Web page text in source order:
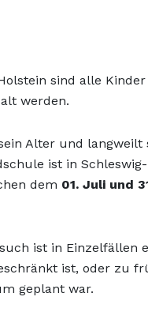
sind alle
werden.
Alter und langweilt
ist in
dem 01. Juli und
ist in Einzelfällen
ist, oder zu
geplant war.